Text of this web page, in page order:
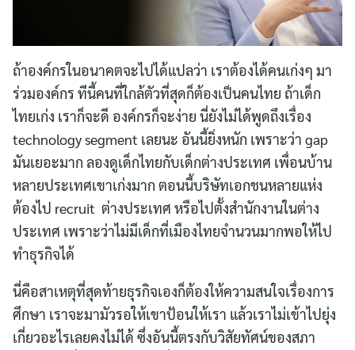
ถ้าองค์กรในอนาคตจะไปได้แปลว่า เราต้องได้คนเก่งๆ มา
ร่วมองค์กร ทีนี้คนที่ใกล้ตัวที่สุดก็ต้องเป็นคนไทย ถ้าเด็ก
ไทยเก่ง เราก็จะดี องค์กรก็จะง่าย นี่ยังไม่ได้พูดถึงเรื่อง
technology segment เลยนะ อันนี้ยิ่งหนัก เพราะว่า gap
มันเยอะมาก ลองดูเด็กไทยกับเด็กต่างประเทศ เพื่อนบ้าน
หลายประเทศเขาเก่งมาก ตอนนี้บริษัทเอกชนหลายแห่ง
ต้องไป recruit ต่างประเทศ หรือไปตั้งสำนักงานในต่าง
ประเทศ เพราะว่าไม่มีเด็กที่เมืองไทยจำนวนมากพอให้ไป
ทำธุรกิจได้
นี่คือสาเหตุที่สุดท้ายธุรกิจเองก็ต้องให้ความสนใจเรื่องการ
ศึกษา เราจะมามัวรอให้เขาป้อนให้เรา แล้วเราไม่เข้าไปยุ่ง
เกี่ยวอะไรเลยคงไม่ได้ ซึ่งอันนี้ตรงกับวิสัยทัศน์ของสภา